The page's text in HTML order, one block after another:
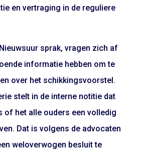
en vertraging in de reguliere
sprak, vragen zich af
informatie hebben om te
over het schikkingsvoorstel.
stelt in de interne notitie dat
of het alle ouders een volledig
Dat is volgens de advocaten
weloverwogen besluit te